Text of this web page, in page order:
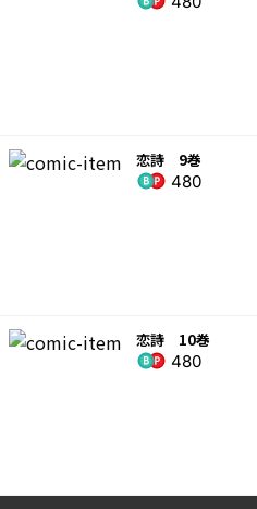
恋詩 9巻
480
恋詩 10巻
480